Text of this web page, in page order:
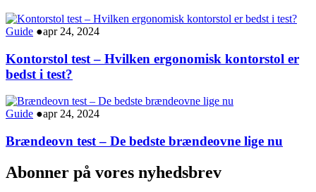
Guide ●apr 24, 2024
Kontorstol test – Hvilken ergonomisk kontorstol er
bedst i test?
Guide ●apr 24, 2024
Brændeovn test – De bedste brændeovne lige nu
Abonner på vores nyhedsbrev